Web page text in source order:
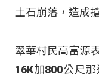
土石崩落，造成
翠華村民高富源
16K加800公尺